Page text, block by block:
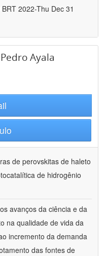
2022-Thu Dec 31
Ayala
de perovskitas de haleto
de hidrogênio
avanços da ciência e da
na qualidade de vida da
incremento da demanda
das fontes de